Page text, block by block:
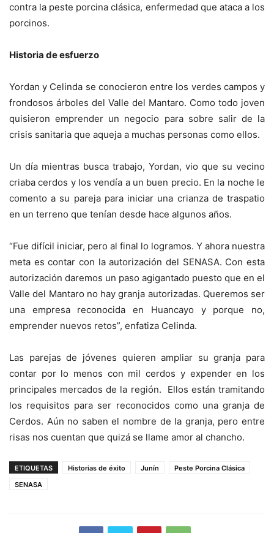
contra la peste porcina clásica, enfermedad que ataca a los
porcinos.
Historia de esfuerzo
Yordan y Celinda se conocieron entre los verdes campos y
frondosos árboles del Valle del Mantaro. Como todo joven
quisieron emprender un negocio para sobre salir de la
crisis sanitaria que aqueja a muchas personas como ellos.
Un día mientras busca trabajo, Yordan, vio que su vecino
criaba cerdos y los vendía a un buen precio. En la noche le
comento a su pareja para iniciar una crianza de traspatio
en un terreno que tenían desde hace algunos años.
“Fue difícil iniciar, pero al final lo logramos. Y ahora nuestra
meta es contar con la autorización del SENASA. Con esta
autorización daremos un paso agigantado puesto que en el
Valle del Mantaro no hay granja autorizadas. Queremos ser
una empresa reconocida en Huancayo y porque no,
emprender nuevos retos”, enfatiza Celinda.
Las parejas de jóvenes quieren ampliar su granja para
contar por lo menos con mil cerdos y expender en los
principales mercados de la región. Ellos están tramitando
los requisitos para ser reconocidos como una granja de
Cerdos. Aún no saben el nombre de la granja, pero entre
risas nos cuentan que quizá se llame amor al chancho.
ETIQUETAS Historias de éxito Junín
Peste Porcina Clásica
SENASA